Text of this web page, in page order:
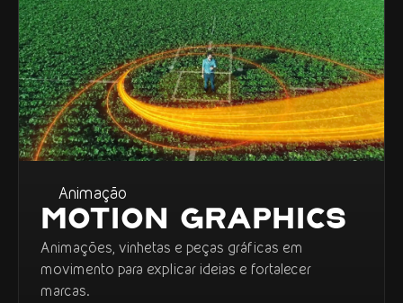
Animação
MOTION GRAPHICS
Animações, vinhetas e peças gráficas em
movimento para explicar ideias e fortalecer
marcas.